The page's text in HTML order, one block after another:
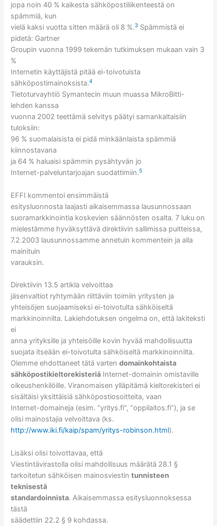
jopa noin 40 % kaikesta sähköpostiliikenteestä on
spämmiä, kun
vielä kaksi vuotta sitten määrä oli 8 %.3 Spämmistä ei
pidetä: Gartner
Groupin vuonna 1999 tekemän tutkimuksen mukaan vain 3
%
Internetin käyttäjistä pitää ei-toivotuista
sähköpostimainoksista.4
Tietoturvayhtiö Symantecin muun muassa MikroBitti-
lehden kanssa
vuonna 2002 teettämä selvitys päätyi samankaltaisiin
tuloksiin:
96 % suomalaisista ei pidä minkäänlaista spämmiä
kiinnostavana
ja 64 % haluaisi spämmin pysähtyvän jo
Internet-palveluntarjoajan suodattimiin.5
EFFI kommentoi ensimmäistä
esitysluonnosta laajasti aikaisemmassa lausunnossaan
suoramarkkinointia koskevien säännösten osalta. 7 luku on
mielestämme hyväksyttävä direktiivin sallimissa puitteissa,
7.2.2003 lausunnossamme annetuin kommentein ja alla
mainituin
varauksin.
Direktiivin 13.5 artikla velvoittaa
jäsenvaltiot ryhtymään riittäviin toimiin yritysten ja
yhteisöjen suojaamiseksi ei-toivotulta sähköiseltä
markkinoinnilta. Lakiehdotuksen ongelma on, että lakiteksti
ei
anna yrityksille ja yhteisöille kovin hyvää mahdollisuutta
suojata itseään ei-toivotulta sähköiseltä markkinoinnilta.
Olemme ehdottaneet tätä vartendomainkohtaista
sähköpostikieltorekisteriä Internet-domainin omistaville
oikeushenkilöille. Viranomaisen ylläpitämä kieltorekisteri ei
sisältäisi yksittäisiä sähköpostiosoitteita, vaan
Internet-domaineja (esim. “yritys.fi”, “oppilaitos.fi”), ja se
olisi mainostajia velvoittava (ks.
http://www.iki.fi/kaip/spam/yritys-robinson.html).
Lisäksi olisi toivottavaa, että
Viestintävirastolla olisi mahdollisuus määrätä 28.1 §
tarkoitetun sähköisen mainosviestintunnisteen
teknisestä
standardoinnista. Aikaisemmassa esitysluonnoksessa
tästä
säädettiin 22.2 § 9 kohdassa.